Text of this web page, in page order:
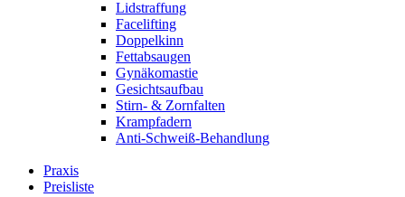
Lidstraffung
Facelifting
Doppelkinn
Fettabsaugen
Gynäkomastie
Gesichtsaufbau
Stirn- & Zornfalten
Krampfadern
Anti-Schweiß-Behandlung
Praxis
Preisliste